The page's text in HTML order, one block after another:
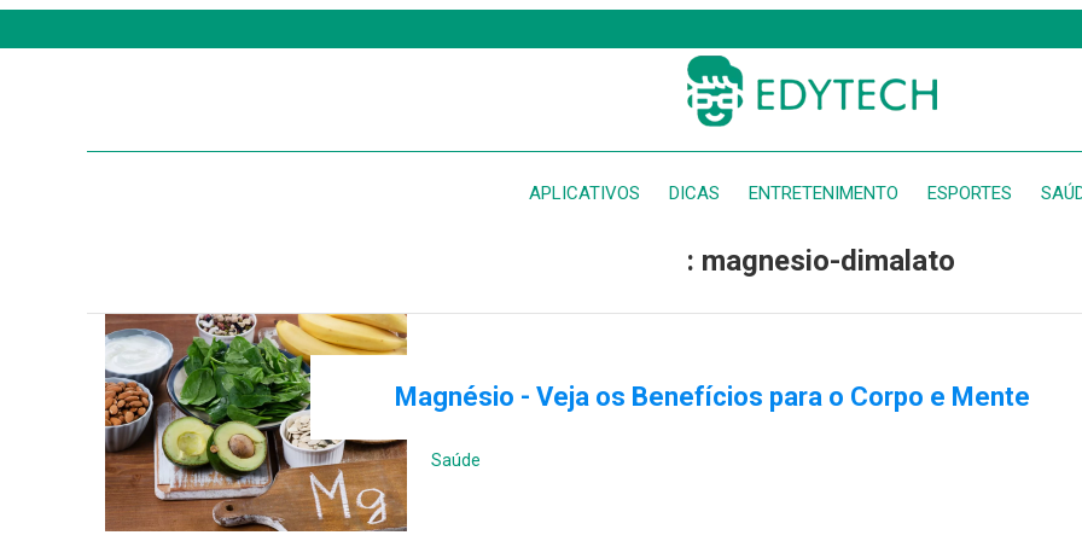
APLICATIVOS DICAS ENTRETENIMENTO ESPORTES
: magnesio-dimalato
Magnésio - Veja os Benefícios para o Corpo e Mente
Saúde